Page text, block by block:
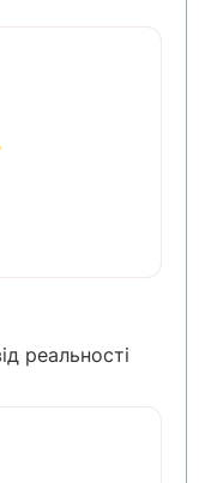
реальності